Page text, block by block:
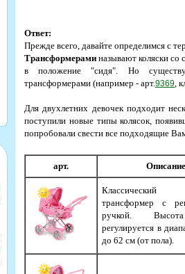
Ответ:
Прежде всего, давайте определимся с
Трансформерами называют коляски
в положение "сидя". Но
трансформерами (например - арт.9369,
Для двухлетних девочек подходит
поступили новые типы колясок,
попробовали свести все подходящие
арт. Описание
трансформер с
ручкой.
регулируется в
до 62 см (от пола).